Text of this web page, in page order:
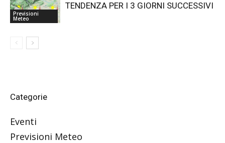
Previsioni
Meteo
TENDENZA PER I 3 GIORNI SUCCESSIVI
Categorie
Eventi
Previsioni Meteo